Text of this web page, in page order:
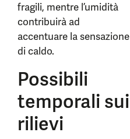
fragili, mentre l’umidità
contribuirà ad
accentuare la sensazione
di caldo.
Possibili
temporali sui
rilievi